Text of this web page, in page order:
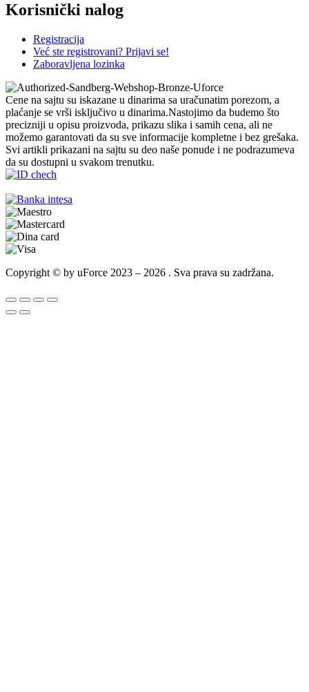
Korisnički nalog
Registracija
Već ste registrovani? Prijavi se!
Zaboravljena lozinka
Cene na sajtu su iskazane u dinarima sa uračunatim porezom, a
plaćanje se vrši isključivo u dinarima.Nastojimo da budemo što
precizniji u opisu proizvoda, prikazu slika i samih cena, ali ne
možemo garantovati da su sve informacije kompletne i bez grešaka.
Svi artikli prikazani na sajtu su deo naše ponude i ne podrazumeva
da su dostupni u svakom trenutku.
Copyright © by uForce 2023 – 2026 . Sva prava su zadržana.